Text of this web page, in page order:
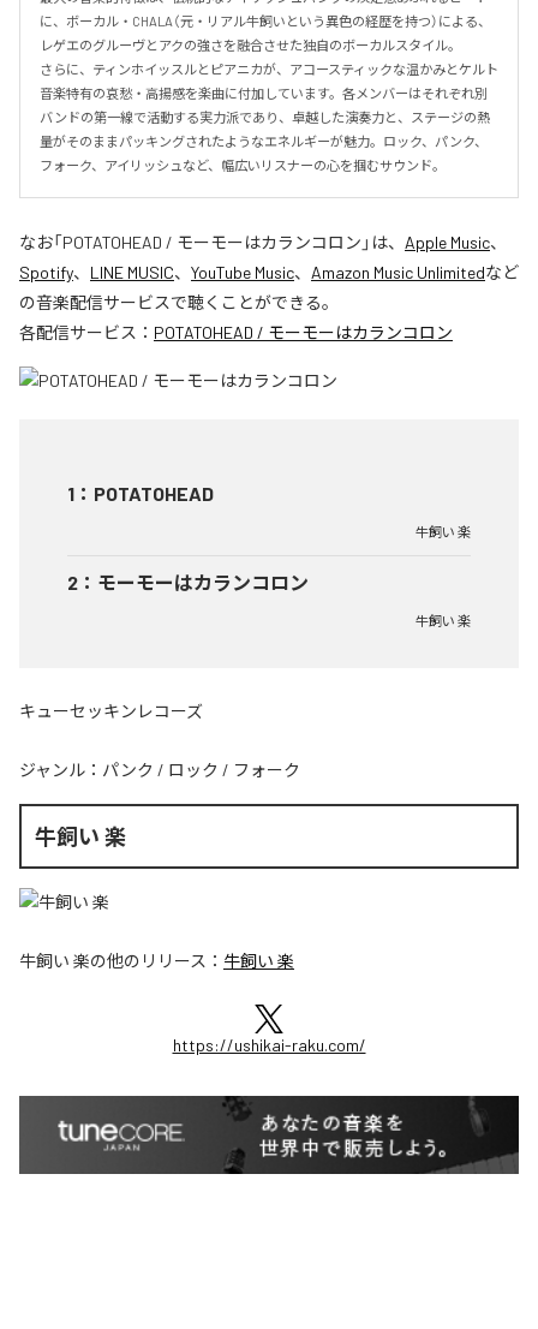
に、ボーカル・CHALA（元・リアル牛飼いという異色の経歴を持つ）による、
レゲエのグルーヴとアクの強さを融合させた独自のボーカルスタイル。
さらに、ティンホイッスルとピアニカが、アコースティックな温かみとケルト
音楽特有の哀愁・高揚感を楽曲に付加しています。各メンバーはそれぞれ別
バンドの第一線で活動する実力派であり、卓越した演奏力と、ステージの熱
量がそのままパッキングされたようなエネルギーが魅力。ロック、パンク、
フォーク、アイリッシュなど、幅広いリスナーの心を掴むサウンド。
なお「POTATOHEAD / モーモーはカランコロン 」は、 Apple Music、
Spotify、 LINE MUSIC、 YouTube Music、 Amazon Music Unlimitedなど
の音楽配信サービスで聴くことができる。
各配信サービス： POTATOHEAD / モーモーはカランコロン
1 ： POTATOHEAD
牛飼い 楽
2 ： モーモーはカランコロン
牛飼い 楽
キューセッキンレコーズ
ジャンル： パンク / ロック / フォーク
牛飼い 楽
牛飼い 楽の他のリリース： 牛飼い 楽
https://ushikai-raku.com/